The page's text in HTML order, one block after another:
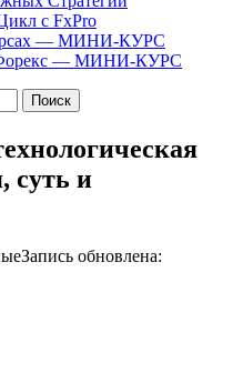
с FxPro
— МИНИ-КУРС
— МИНИ-КУРС
суть и
Запись обновлена: